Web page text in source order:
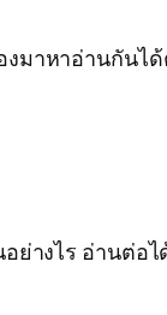
มาหาอ่านกันไ
ย่างไร อ่านต่อไ